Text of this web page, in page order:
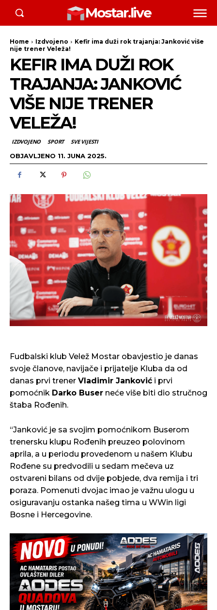
Mostar.live
Home Izdvojeno
Kefir ima duži rok trajanja: Janković više
nije trener Veleža!
KEFIR IMA DUŽI ROK
TRAJANJA: JANKOVIĆ
VIŠE NIJE TRENER
VELEŽA!
IZDVOJENO SPORT SVE VIJESTI
OBJAVLJENO 11. JUNA 2025.
Fudbalski klub Velež Mostar obavjestio je danas
svoje članove, navijače i prijatelje Kluba da od
danas prvi trener Vladimir Janković i prvi
pomoćnik Darko Buser neće više biti dio stručnog
štaba Rođenih.
“Janković je sa svojim pomoćnikom Buserom
trenersku klupu Rođenih preuzeo polovinom
aprila, a u periodu provedenom u našem Klubu
Rođene su predvodili u sedam mečeva uz
ostvareni bilans od dvije pobjede, dva remija i tri
poraza. Pomenuti dvojac imao je važnu ulogu u
osiguravanju ostanka našeg tima u WWin ligi
Bosne i Hercegovine.